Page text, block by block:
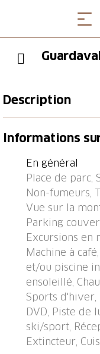
Description
localité, situation
skiable. En
de la Maison:
WIFI, sauna (en
pour les skis,
commun). Service
Accès en voiture
étroite. Place de
limité, en sus),
300 m, restaurant
ferroviaire "Davos
km, baignade en
remontées
piste de luge 1.5
Informations
En général
Place de parc,
Non-fumeurs,
Vue sur la
Parking
Excursions en
Machine à
et/ou piscine
ensoleillé,
Sports d'hiver,
DVD, Piste de
ski/sport,
Extincteur,